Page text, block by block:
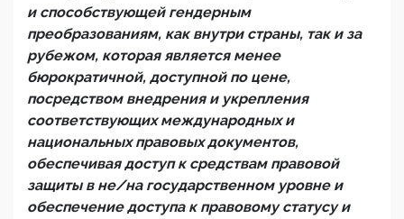
и способствующей гендерным
преобразованиям, как внутри страны, так и за
рубежом, которая является менее
бюрократичной, доступной по цене,
посредством внедрения и укрепления
соответствующих международных и
национальных правовых документов,
обеспечивая доступ к средствам правовой
защиты в не/на государственном уровне и
обеспечение доступа к правовому статусу и